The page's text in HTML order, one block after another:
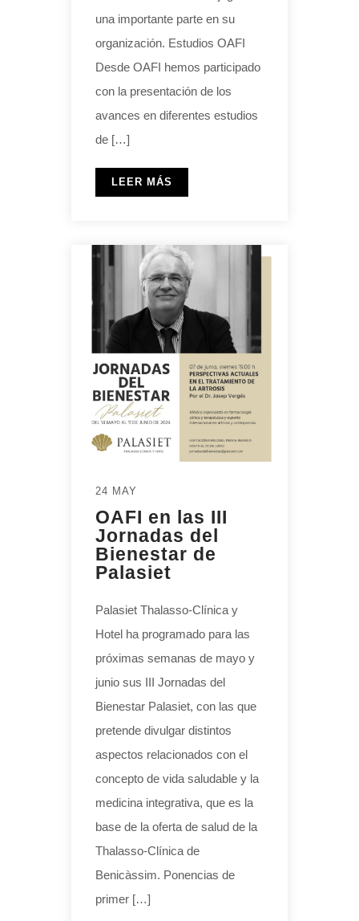
una importante parte en su
organización. Estudios OAFI
Desde OAFI hemos participado
con la presentación de los
avances en diferentes estudios
de […]
LEER MÁS
24 MAY
OAFI en las III
Jornadas del
Bienestar de
Palasiet
Palasiet Thalasso-Clínica y
Hotel ha programado para las
próximas semanas de mayo y
junio sus III Jornadas del
Bienestar Palasiet, con las que
pretende divulgar distintos
aspectos relacionados con el
concepto de vida saludable y la
medicina integrativa, que es la
base de la oferta de salud de la
Thalasso-Clínica de
Benicàssim. Ponencias de
primer […]